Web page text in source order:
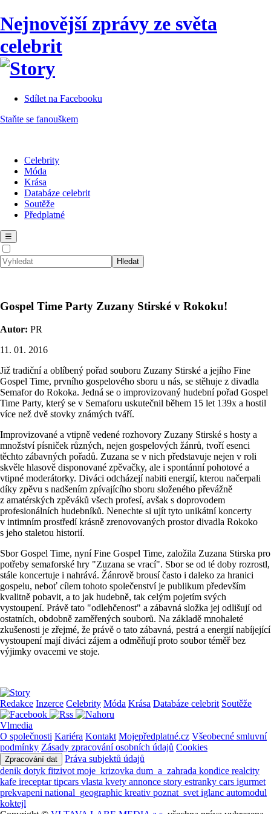
Nejnovější zprávy ze světa
celebrit
Sdílet na Facebooku
Staňte se fanouškem
Celebrity
Móda
Krása
Databáze celebrit
Soutěže
Předplatné
☰
Gospel Time Party Zuzany Stirské v Rokoku!
Autor: PR
11. 01. 2016
Již tradiční a oblíbený pořad souboru Zuzany Stirské a jejího Fine
Gospel Time, prvního gospelového sboru u nás, se stěhuje z divadla
Semafor do Rokoka. Jedná se o improvizovaný hudební pořad Gospel
Time Party, který se v Semaforu uskutečnil během 15 let 139x a hostil
více než dvě stovky známých tváří.
Improvizované a vtipně vedené rozhovory Zuzany Stirské s hosty a
množství písniček různých, nejen gospelových žánrů, tvoří esenci
těchto zábavných pořadů. Zuzana se v nich představuje nejen v roli
skvěle hlasově disponované zpěvačky, ale i spontánní pohotové a
vtipné moderátorky. Diváci odcházejí nabiti energií, kterou načerpali
díky zpěvu s nadšením zpívajícího sboru složeného převážně
z amatérských zpěváků všech profesí, avšak s doprovodem
profesionálních hudebníků. Nenechte si ujít tyto unikátní koncerty
v intimním prostředí krásně zrenovovaných prostor divadla Rokoko
s jeho staletou historií.
Sbor Gospel Time, nyní Fine Gospel Time, založila Zuzana Stirska pro
potřeby semaforské hry "Zuzana se vrací". Sbor se od té doby rozrostl,
stále koncertuje i nahrává. Žánrově brousí často i daleko za hranici
gospelu, neboť cílem tohoto společenství je publikum především
kvalitně pobavit, a to jak hudebně, tak celým pojetím svých
vystoupení. Právě tato "odlehčenost" a zábavná složka jej odlišují od
ostatních, obdobně zaměřených souborů. Na základě mnohaleté
zkušenosti je zřejmé, že právě o tato zábavná, pestrá a energií nabíjející
vystoupení mají diváci zájem a odměňují proto soubor téměř bez
výjimky ovacemi ve stoje.
Redakce Inzerce Celebrity Móda Krása Databáze celebrit Soutěže
Vlmedia
O společnosti Kariéra Kontakt Mojepředplatné.cz Všeobecné smluvní
podmínky Zásady zpracování osobních údajů Cookies
Zpracování dat
Práva subjektů údajů
denik dotyk fitzivot moje_krizovka dum_a_zahrada kondice realcity
kafe ireceptartipcars vlasta kvety annonce story estranky cars igurmet
prekvapeni national_geographic kreativ poznat_svet iglanc automodul
koktejl